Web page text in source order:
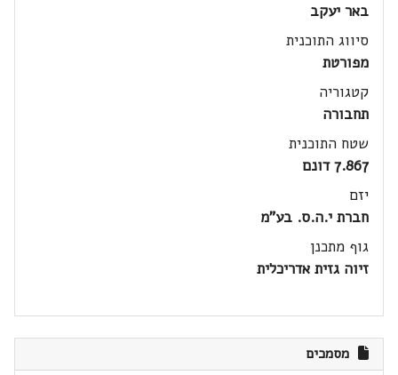
באר יעקב
סיווג התוכנית
מפורטת
קטגוריה
תחבורה
שטח התוכנית
7.867 דונם
יזם
חברת י.ה.ס. בע"מ
גוף מתכנן
זיוה גזית אדריכלית
מסמכים